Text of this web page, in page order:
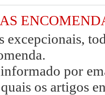
excepcionais,
por
os artigos